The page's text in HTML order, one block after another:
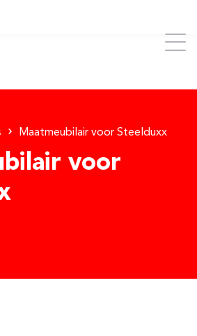
Maatmeubilair voor Steelduxx
voor